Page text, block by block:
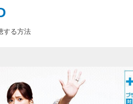
する方法